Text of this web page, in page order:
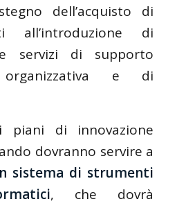
dell’acquisto di
all’introduzione di
servizi di supporto
organizzativa e di
piani di innovazione
dovranno servire a
sistema di strumenti
, che dovrà